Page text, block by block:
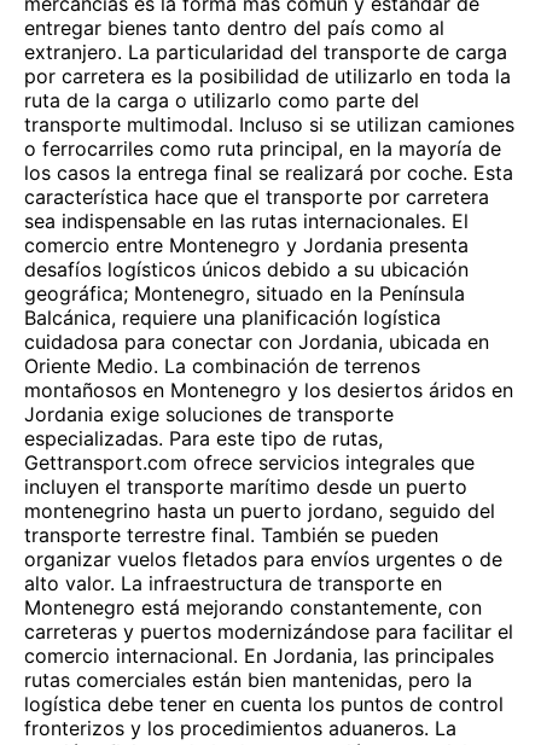
entregar bienes tanto dentro del país como al
extranjero. La particularidad del transporte de carga
por carretera es la posibilidad de utilizarlo en toda la
ruta de la carga o utilizarlo como parte del
transporte multimodal. Incluso si se utilizan camiones
o ferrocarriles como ruta principal, en la mayoría de
los casos la entrega final se realizará por coche. Esta
característica hace que el transporte por carretera
sea indispensable en las rutas internacionales. El
comercio entre Montenegro y Jordania presenta
desafíos logísticos únicos debido a su ubicación
geográfica; Montenegro, situado en la Península
Balcánica, requiere una planificación logística
cuidadosa para conectar con Jordania, ubicada en
Oriente Medio. La combinación de terrenos
montañosos en Montenegro y los desiertos áridos en
Jordania exige soluciones de transporte
especializadas. Para este tipo de rutas,
Gettransport.com ofrece servicios integrales que
incluyen el transporte marítimo desde un puerto
montenegrino hasta un puerto jordano, seguido del
transporte terrestre final. También se pueden
organizar vuelos fletados para envíos urgentes o de
alto valor. La infraestructura de transporte en
Montenegro está mejorando constantemente, con
carreteras y puertos modernizándose para facilitar el
comercio internacional. En Jordania, las principales
rutas comerciales están bien mantenidas, pero la
logística debe tener en cuenta los puntos de control
fronterizos y los procedimientos aduaneros. La